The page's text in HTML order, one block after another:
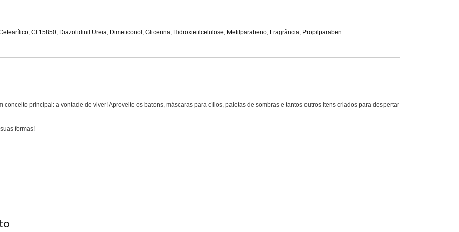
CI 15850, Diazolidinil Ureia, Dimeticonol, Glicerina, Hidroxietilcelulose, Metilparabeno, Fragrância, Propilparaben.
principal: a vontade de viver! Aproveite os batons, máscaras para cílios, paletas de sombras e tantos outros itens criados para despertar
formas!